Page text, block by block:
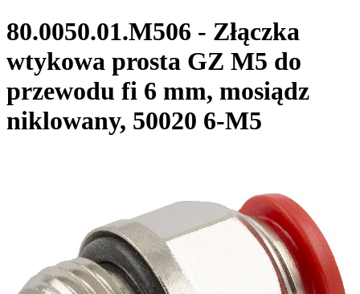
80.0050.01.M506 - Złączka
wtykowa prosta GZ M5 do
przewodu fi 6 mm, mosiądz
niklowany, 50020 6-M5